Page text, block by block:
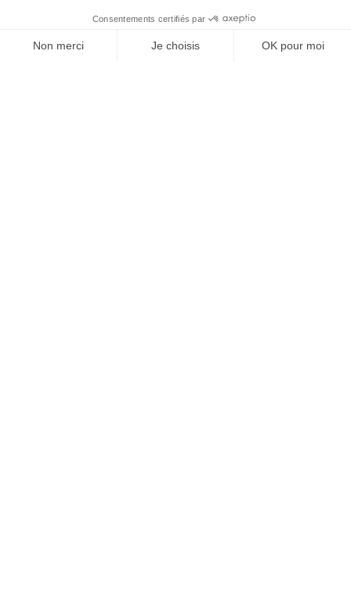
Consentements certifiés par
Non merci Je choisis OK pour moi